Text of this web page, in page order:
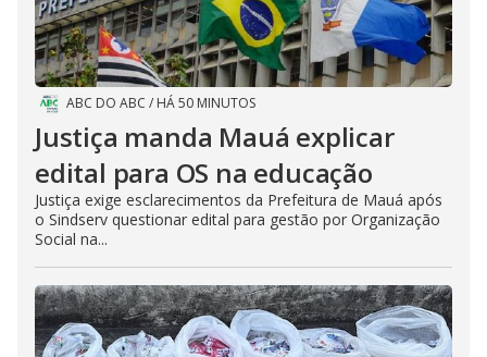
ABC DO ABC / HÁ 50 MINUTOS
Justiça manda Mauá explicar
edital para OS na educação
Justiça exige esclarecimentos da Prefeitura de Mauá após
o Sindserv questionar edital para gestão por Organização
Social na...